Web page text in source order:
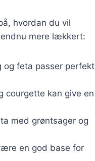
hvordan du vil
mere lækkert:
og feta passer perfekt
courgette kan give en
med grøntsager og
en god base for